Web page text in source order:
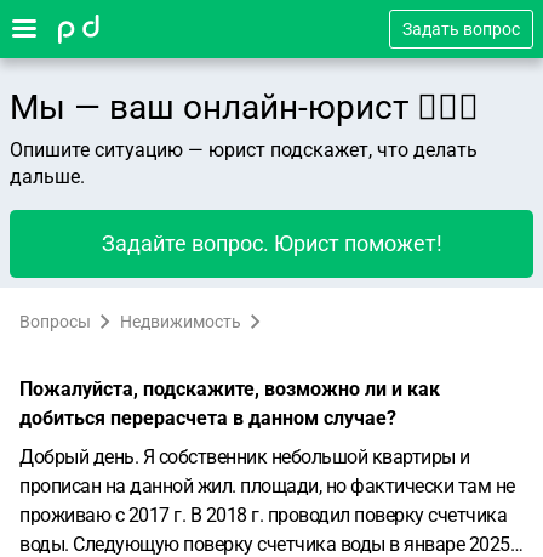
Задать вопрос
Мы — ваш онлайн-юрист 👨🏻‍⚖️
Опишите ситуацию — юрист подскажет, что делать
дальше.
Задайте вопрос. Юрист поможет!
Вопросы Недвижимость
Пожалуйста, подскажите, возможно ли и как
добиться перерасчета в данном случае?
Добрый день. Я собственник небольшой квартиры и
прописан на данной жил. площади, но фактически там не
проживаю с 2017 г. В 2018 г. проводил поверку счетчика
воды. Следующую поверку счетчика воды в январе 2025